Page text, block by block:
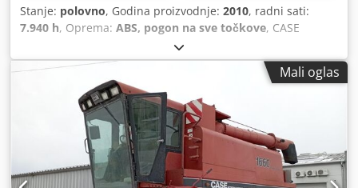
Stanje: polovno, Godina proizvodnje: 2010, radni sati:
7.940 h, Oprema: ABS, pogon na sve točkove, CASE
Mobilni bager Tip: WX165 (Hidraulični bager) Broj tipskog
odobrenja: N211 Proizvođač motora: Case Snaga motora:
105 kW Radni sati: 7940 h Dozvoljena ukupna masa: 18000
kg Dužina za transport: 8,19 m Širina za transport: 1,91 m
Visina za transport: 2,89 m Boja: Žuta Csdpfx Aszripcolcerf
- Upravljanje džoistikom - Ravnalica - Kamera Rado ćemo
vam pružiti podršku i u oblasti finansiranja/lizinga, uz
pomoć naših partnera. Sve informacije su bez garancije.
Podložno greškama i mogućim promenama.
Mali oglas